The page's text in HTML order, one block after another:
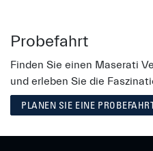
Probefahrt
Finden Sie einen Maserati
und erleben Sie die
PLANEN SIE EINE